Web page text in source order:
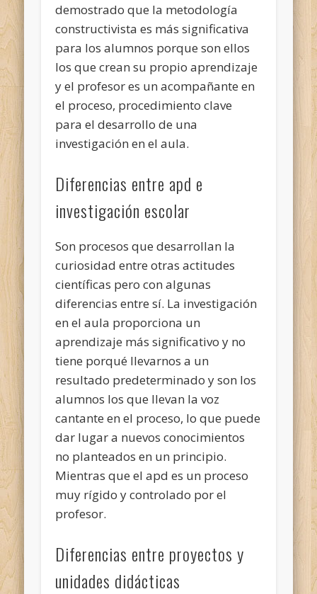
demostrado que la metodología
constructivista es más significativa
para los alumnos porque son ellos
los que crean su propio aprendizaje
y el profesor es un acompañante en
el proceso, procedimiento clave
para el desarrollo de una
investigación en el aula.
Diferencias entre apd e
investigación escolar
Son procesos que desarrollan la
curiosidad entre otras actitudes
científicas pero con algunas
diferencias entre sí. La investigación
en el aula proporciona un
aprendizaje más significativo y no
tiene porqué llevarnos a un
resultado predeterminado y son los
alumnos los que llevan la voz
cantante en el proceso, lo que puede
dar lugar a nuevos conocimientos
no planteados en un principio.
Mientras que el apd es un proceso
muy rígido y controlado por el
profesor.
Diferencias entre proyectos y
unidades didácticas